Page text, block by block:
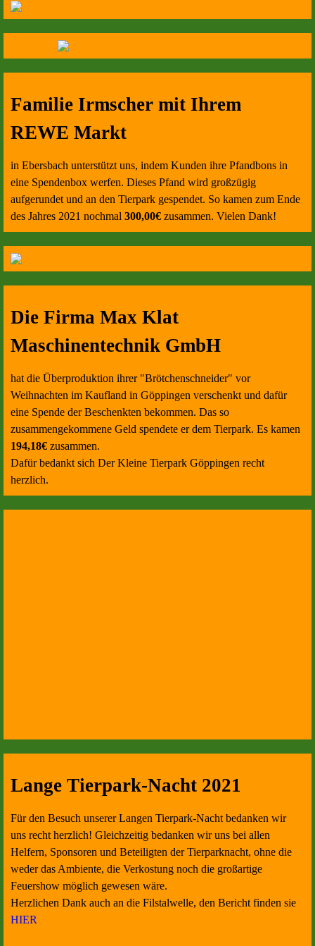
Familie Irmscher mit Ihrem
REWE Markt
in Ebersbach unterstützt uns, indem Kunden ihre Pfandbons in
eine Spendenbox werfen. Dieses Pfand wird großzügig
aufgerundet und an den Tierpark gespendet. So kamen zum Ende
des Jahres 2021 nochmal 300,00€ zusammen. Vielen Dank!
Die Firma Max Klat
Maschinentechnik GmbH
hat die Überproduktion ihrer "Brötchenschneider" vor
Weihnachten im Kaufland in Göppingen verschenkt und dafür
eine Spende der Beschenkten bekommen. Das so
zusammengekommene Geld spendete er dem Tierpark. Es kamen
194,18€ zusammen.
Dafür bedankt sich Der Kleine Tierpark Göppingen recht
herzlich.
Lange Tierpark-Nacht 2021
Für den Besuch unserer Langen Tierpark-Nacht bedanken wir
uns recht herzlich! Gleichzeitig bedanken wir uns bei allen
Helfern, Sponsoren und Beteiligten der Tierparknacht, ohne die
weder das Ambiente, die Verkostung noch die großartige
Feuershow möglich gewesen wäre.
Herzlichen Dank auch an die Filstalwelle, den Bericht finden sie
HIER